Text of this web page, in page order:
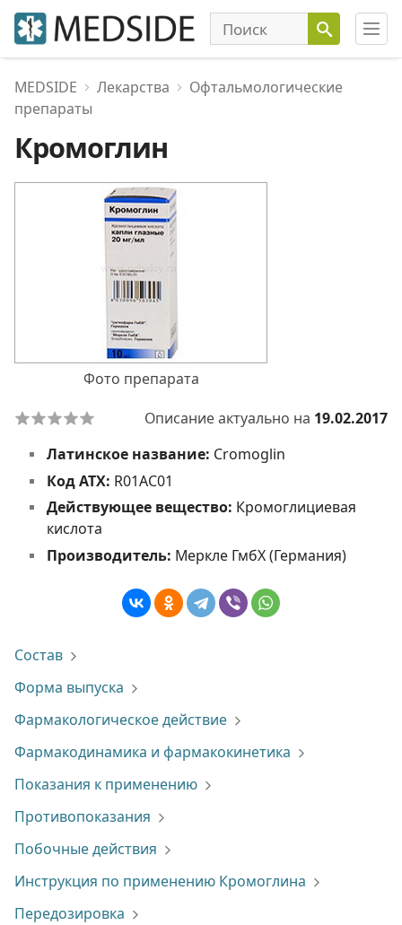
MEDSIDE Лекарства
Офтальмологические
препараты
Кромоглин
Фото препарата
Описание актуально на 19.02.2017
Латинское название: Cromoglin
Код АТХ: R01AC01
Действующее вещество: Кромоглициевая
кислота
Производитель: Меркле ГмбХ (Германия)
Состав
Форма выпуска
Фармакологическое действие
Фармакодинамика и фармакокинетика
Показания к применению
Противопоказания
Побочные действия
Инструкция по применению Кромоглина
Передозировка